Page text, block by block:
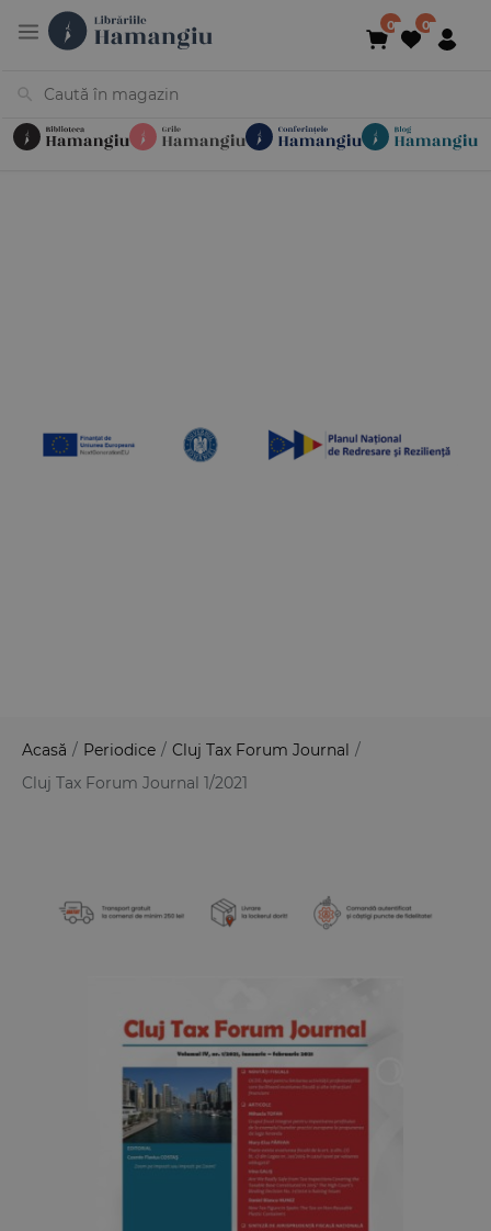
Acasă / Periodice / Cluj Tax Forum Journal /
Cluj Tax Forum Journal 1/2021